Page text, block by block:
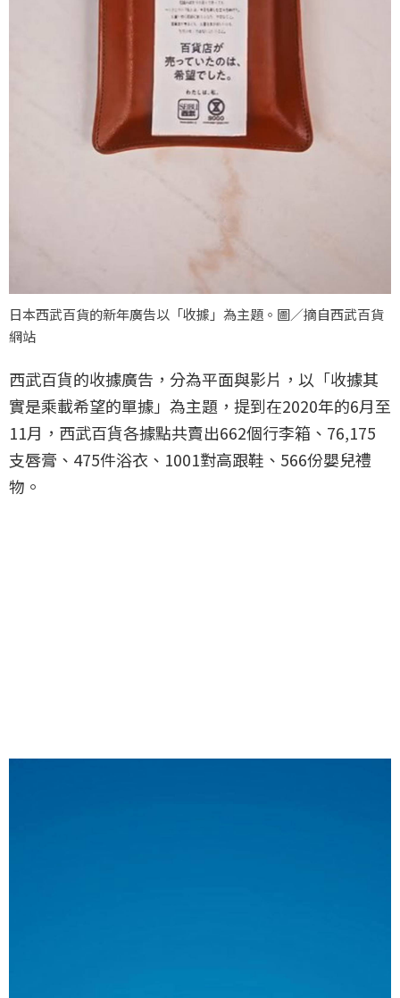
日本西武百貨的新年廣告以「收據」為主題。圖／摘自西武百貨
網站
西武百貨的收據廣告，分為平面與影片，以「收據其
實是乘載希望的單據」為主題，提到在2020年的6月至
11月，西武百貨各據點共賣出662個行李箱、76,175
支唇膏、475件浴衣、1001對高跟鞋、566份嬰兒禮
物。